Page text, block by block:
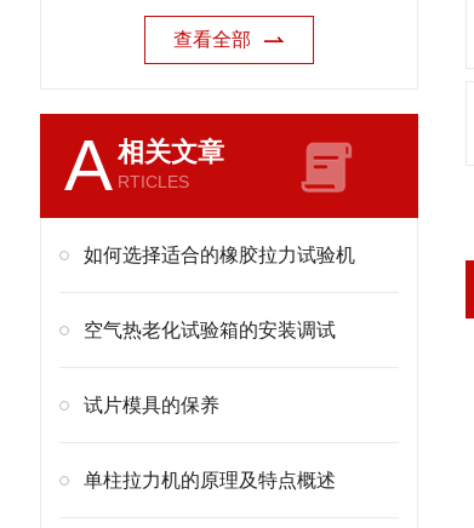
查看全部
A相关文章
RTICLES
如何选择适合的橡胶拉力试验机
空气热老化试验箱的安装调试
试片模具的保养
单柱拉力机的原理及特点概述